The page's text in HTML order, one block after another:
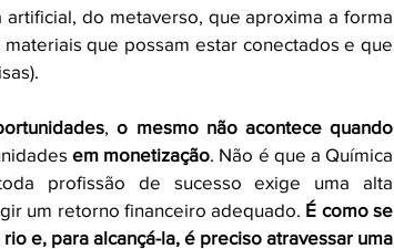
do metaverso, que aproxima a forma
que possam estar conectados e que
, o mesmo não acontece quando
em monetização. Não é que a Química
profissão de sucesso exige uma alta
um retorno financeiro adequado. É como se
e, para alcançá-la, é preciso atravessar uma